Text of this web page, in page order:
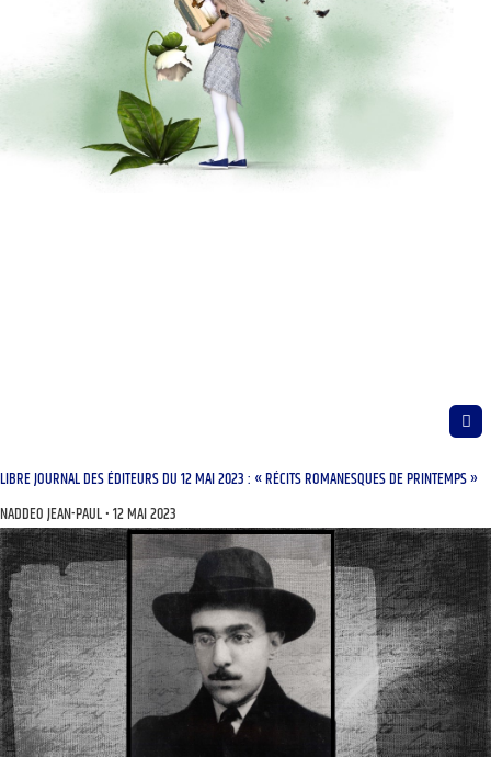
LIBRE JOURNAL DES ÉDITEURS DU 12 MAI 2023 : « RÉCITS ROMANESQUES DE PRINTEMPS »
NADDEO JEAN-PAUL 12 MAI 2023